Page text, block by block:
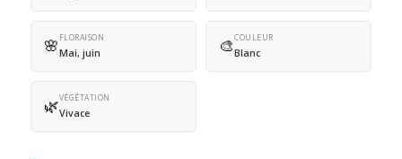
🌸 FLORAISON
Mai, juin 🎨COULEUR
Blanc
🌿VÉGÉTATION
Vivace